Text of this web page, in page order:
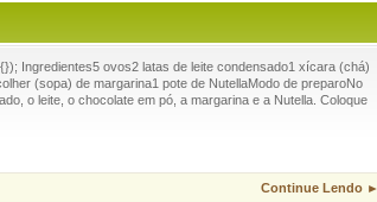
Ingredientes5 ovos2 latas de leite condensado1 xícara (chá)
(sopa) de margarina1 pote de NutellaModo de preparoNo
o leite, o chocolate em pó, a margarina e a Nutella. Coloque
Continue Lendo ►